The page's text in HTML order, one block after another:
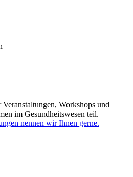
Workshops und
im Gesundheitswesen teil.
nennen wir Ihnen gerne.